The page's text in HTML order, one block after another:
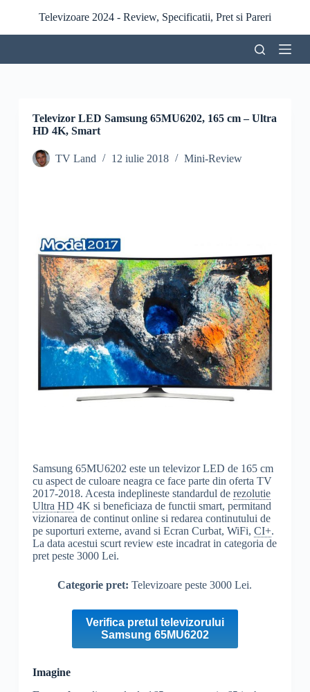
r
l
Televizoare 2024 - Review, Specificatii, Pret si Pareri
Televizor LED Samsung 65MU6202, 165 cm – Ultra
HD 4K, Smart
TV Land 12 iulie 2018 Mini-Review
Samsung 65MU6202 este un televizor LED de 165 cm
cu aspect de culoare neagra ce face parte din oferta TV
2017-2018. Acesta indeplineste standardul de rezolutie
Ultra HD 4K si beneficiaza de functii smart, permitand
vizionarea de continut online si redarea continutului de
pe suporturi externe, avand si Ecran Curbat, WiFi, CI+.
La data acestui scurt review este incadrat in categoria de
pret peste 3000 Lei.
Categorie pret:Televizoare peste 3000 Lei.
Verifica pretul televizorului
Samsung 65MU6202
Imagine